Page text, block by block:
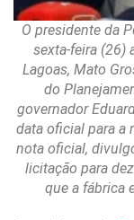
O presidente da
sexta-feira (26)
Lagoas, Mato
do
governador
data oficial para a
nota oficial,
licitação para
que a fábrica